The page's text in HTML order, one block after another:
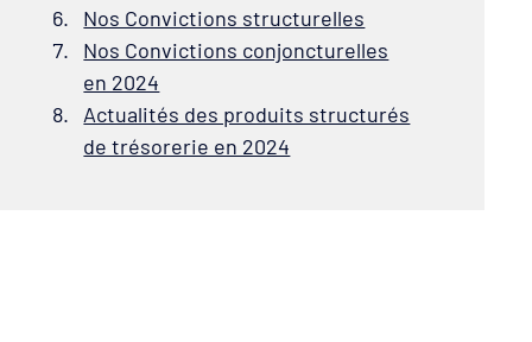
Nos Convictions structurelles
Nos Convictions conjoncturelles
en 2024
Actualités des produits structurés
de trésorerie en 2024